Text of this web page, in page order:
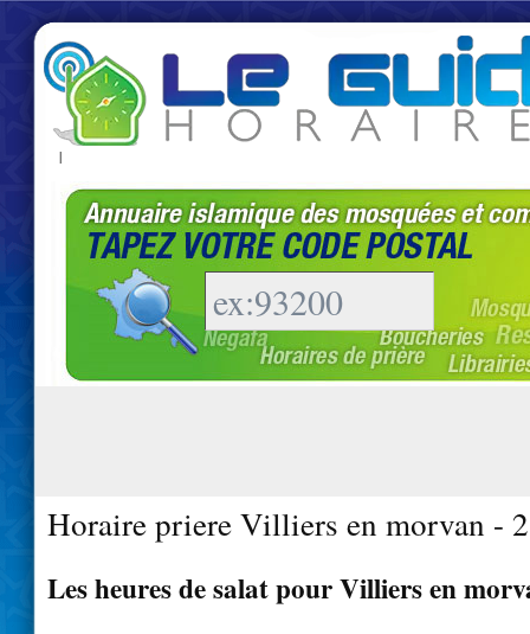
|
Horaire priere Villiers en morvan -
Les heures de salat pour Villiers en